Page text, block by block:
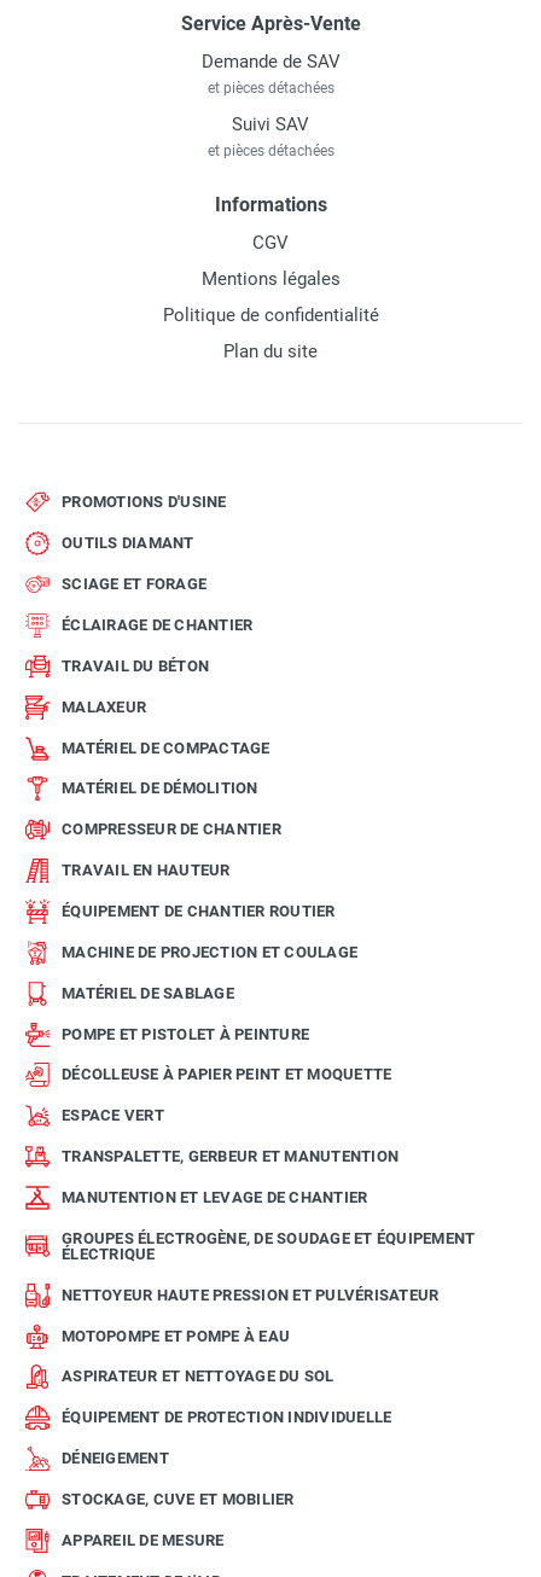
Service Après-Vente
Demande de SAV
et pièces détachées
Suivi SAV
et pièces détachées
Informations
CGV
Mentions légales
Politique de confidentialité
Plan du site
PROMOTIONS D'USINE
OUTILS DIAMANT
SCIAGE ET FORAGE
ÉCLAIRAGE DE CHANTIER
TRAVAIL DU BÉTON
MALAXEUR
MATÉRIEL DE COMPACTAGE
MATÉRIEL DE DÉMOLITION
COMPRESSEUR DE CHANTIER
TRAVAIL EN HAUTEUR
ÉQUIPEMENT DE CHANTIER ROUTIER
MACHINE DE PROJECTION ET COULAGE
MATÉRIEL DE SABLAGE
POMPE ET PISTOLET À PEINTURE
DÉCOLLEUSE À PAPIER PEINT ET MOQUETTE
ESPACE VERT
TRANSPALETTE, GERBEUR ET MANUTENTION
MANUTENTION ET LEVAGE DE CHANTIER
GROUPES ÉLECTROGÈNE, DE SOUDAGE ET ÉQUIPEMENT
ÉLECTRIQUE
NETTOYEUR HAUTE PRESSION ET PULVÉRISATEUR
MOTOPOMPE ET POMPE À EAU
ASPIRATEUR ET NETTOYAGE DU SOL
ÉQUIPEMENT DE PROTECTION INDIVIDUELLE
DÉNEIGEMENT
STOCKAGE, CUVE ET MOBILIER
APPAREIL DE MESURE